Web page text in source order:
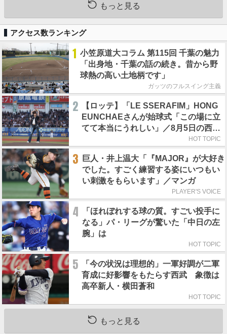
もっと見る
アクセス数ランキング
1 小笠原道大コラム 第115回 千葉の魅力
「出身地・千葉の話の続き。昔から野
球熱の高い土地柄です」
ガッツのフルスイング主義
2
【ロッテ】「LE SSERAFIM」HONG
EUNCHAEさんが始球式「この場に立
てて本当にうれしい」／8月5日の西武
HOT TOPIC
3
巨人・井上温大「『MAJOR』が大好き
でした。すごく練習する姿にいつもい
い刺激をもらいます」／マンガ
PLAYER'S VOICE
4
「ほれぼれする球の質。すごい投手に
なる」パ・リーグが驚いた「中日の左
腕」は
HOT TOPIC
5
「今の状況は理想的」一軍好調が二軍
育成に好影響をもたらす西武 象徴は
高卒新人・横田蒼和
HOT TOPIC
もっと見る